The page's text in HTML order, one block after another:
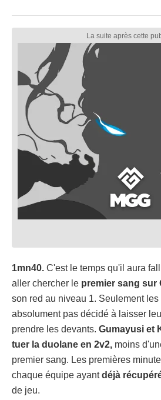
1mn40. C'est le temps qu'il aura
aller chercher le premier sang sur
son red au niveau 1. Seulement
absolument pas décidé à laisser
prendre les devants. Gumayusi et
tuer la duolane en 2v2, moins
premier sang. Les premières
chaque équipe ayantdéjà
de jeu.